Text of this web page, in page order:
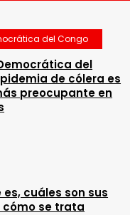
del Congo
del
de cólera es
preocupante en
es, cuáles son sus
se trata